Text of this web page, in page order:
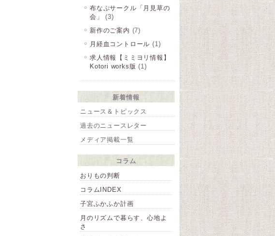
布なぷサークル「月見草の
会」
(3)
新作のご案内 (7)
月経血コントロール (1)
求人情報【ミミヨリ情報】
Kotori works版 (1)
新着情報
ニュース＆トピックス
過去のニュースレター
メディア掲載一覧
コラム
おりもの判断
コラムINDEX
子宮ふかふか計画
月のリズムで暮らす、心地よ
さ